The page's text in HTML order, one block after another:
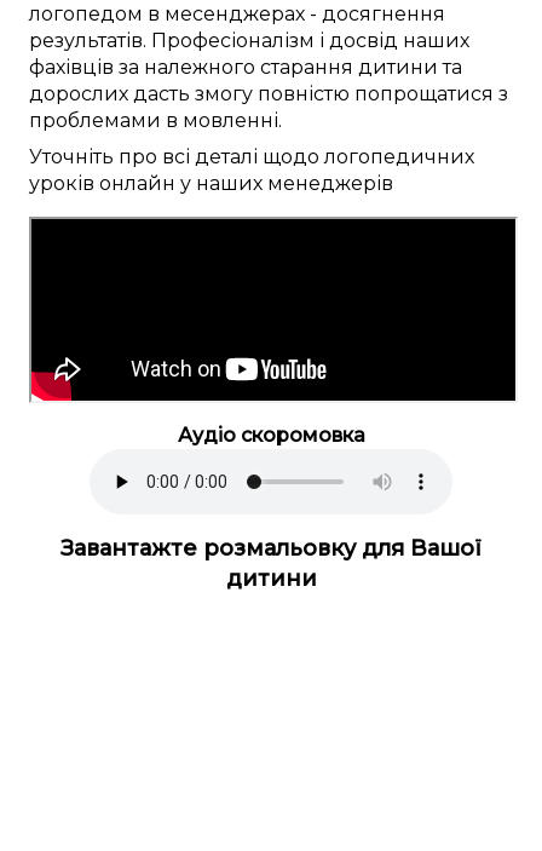
логопедом в месенджерах - досягнення
результатів. Професіоналізм і досвід наших
фахівців за належного старання дитини та
дорослих дасть змогу повністю попрощатися з
проблемами в мовленні.
Уточніть про всі деталі щодо логопедичних
уроків онлайн у наших менеджерів
Аудіо скоромовка
Завантажте розмальовку для Вашої
дитини